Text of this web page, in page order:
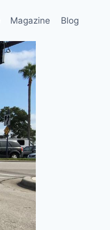
Magazine Blog